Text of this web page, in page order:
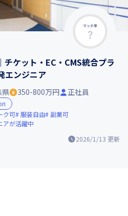
マッチ率
ケット・EC・CMS統合プラ
エンジニア
2026/1/13 更新
県 350-800万円 正社員
ク可 服装自由
副業可
アが活躍中